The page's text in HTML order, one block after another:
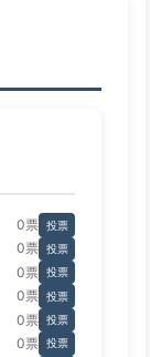
0票 投票
0票 投票
0票 投票
0票 投票
0票 投票
0票 投票